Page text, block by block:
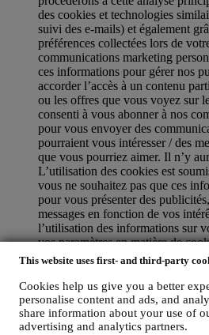
This website uses first- and third-party
Cookies help us give you a better
personalise content and ads, and
share information about your use of
advertising and analytics partners.
des cookies et technologies
suivi des e-mails) et également
préférences collectées lors de
communications marketing
ces informations pour gérer nos
accorder l’accès à un contenu
ou les offres que vous voyez sur
consenti à vous abonner à nos
pour vous envoyer des
pourraient vous intéresser / des
que vous pourriez aimer. Il n’y
L’utilisation des cookies est
vous ne souhaitez pas que ces
pour vous présenter des
messages en fonction de vos
l’utilisation des informations sur
vos paramètres en matière de
que certains cookies sont
Veuillez noter que cela ne vous
publicités, des offres ou des
recevoir des publicités, des offres
génériques. Pour plus
utilisons les cookies et savoir